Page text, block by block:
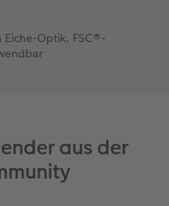
Optik, FSC®-
aus der